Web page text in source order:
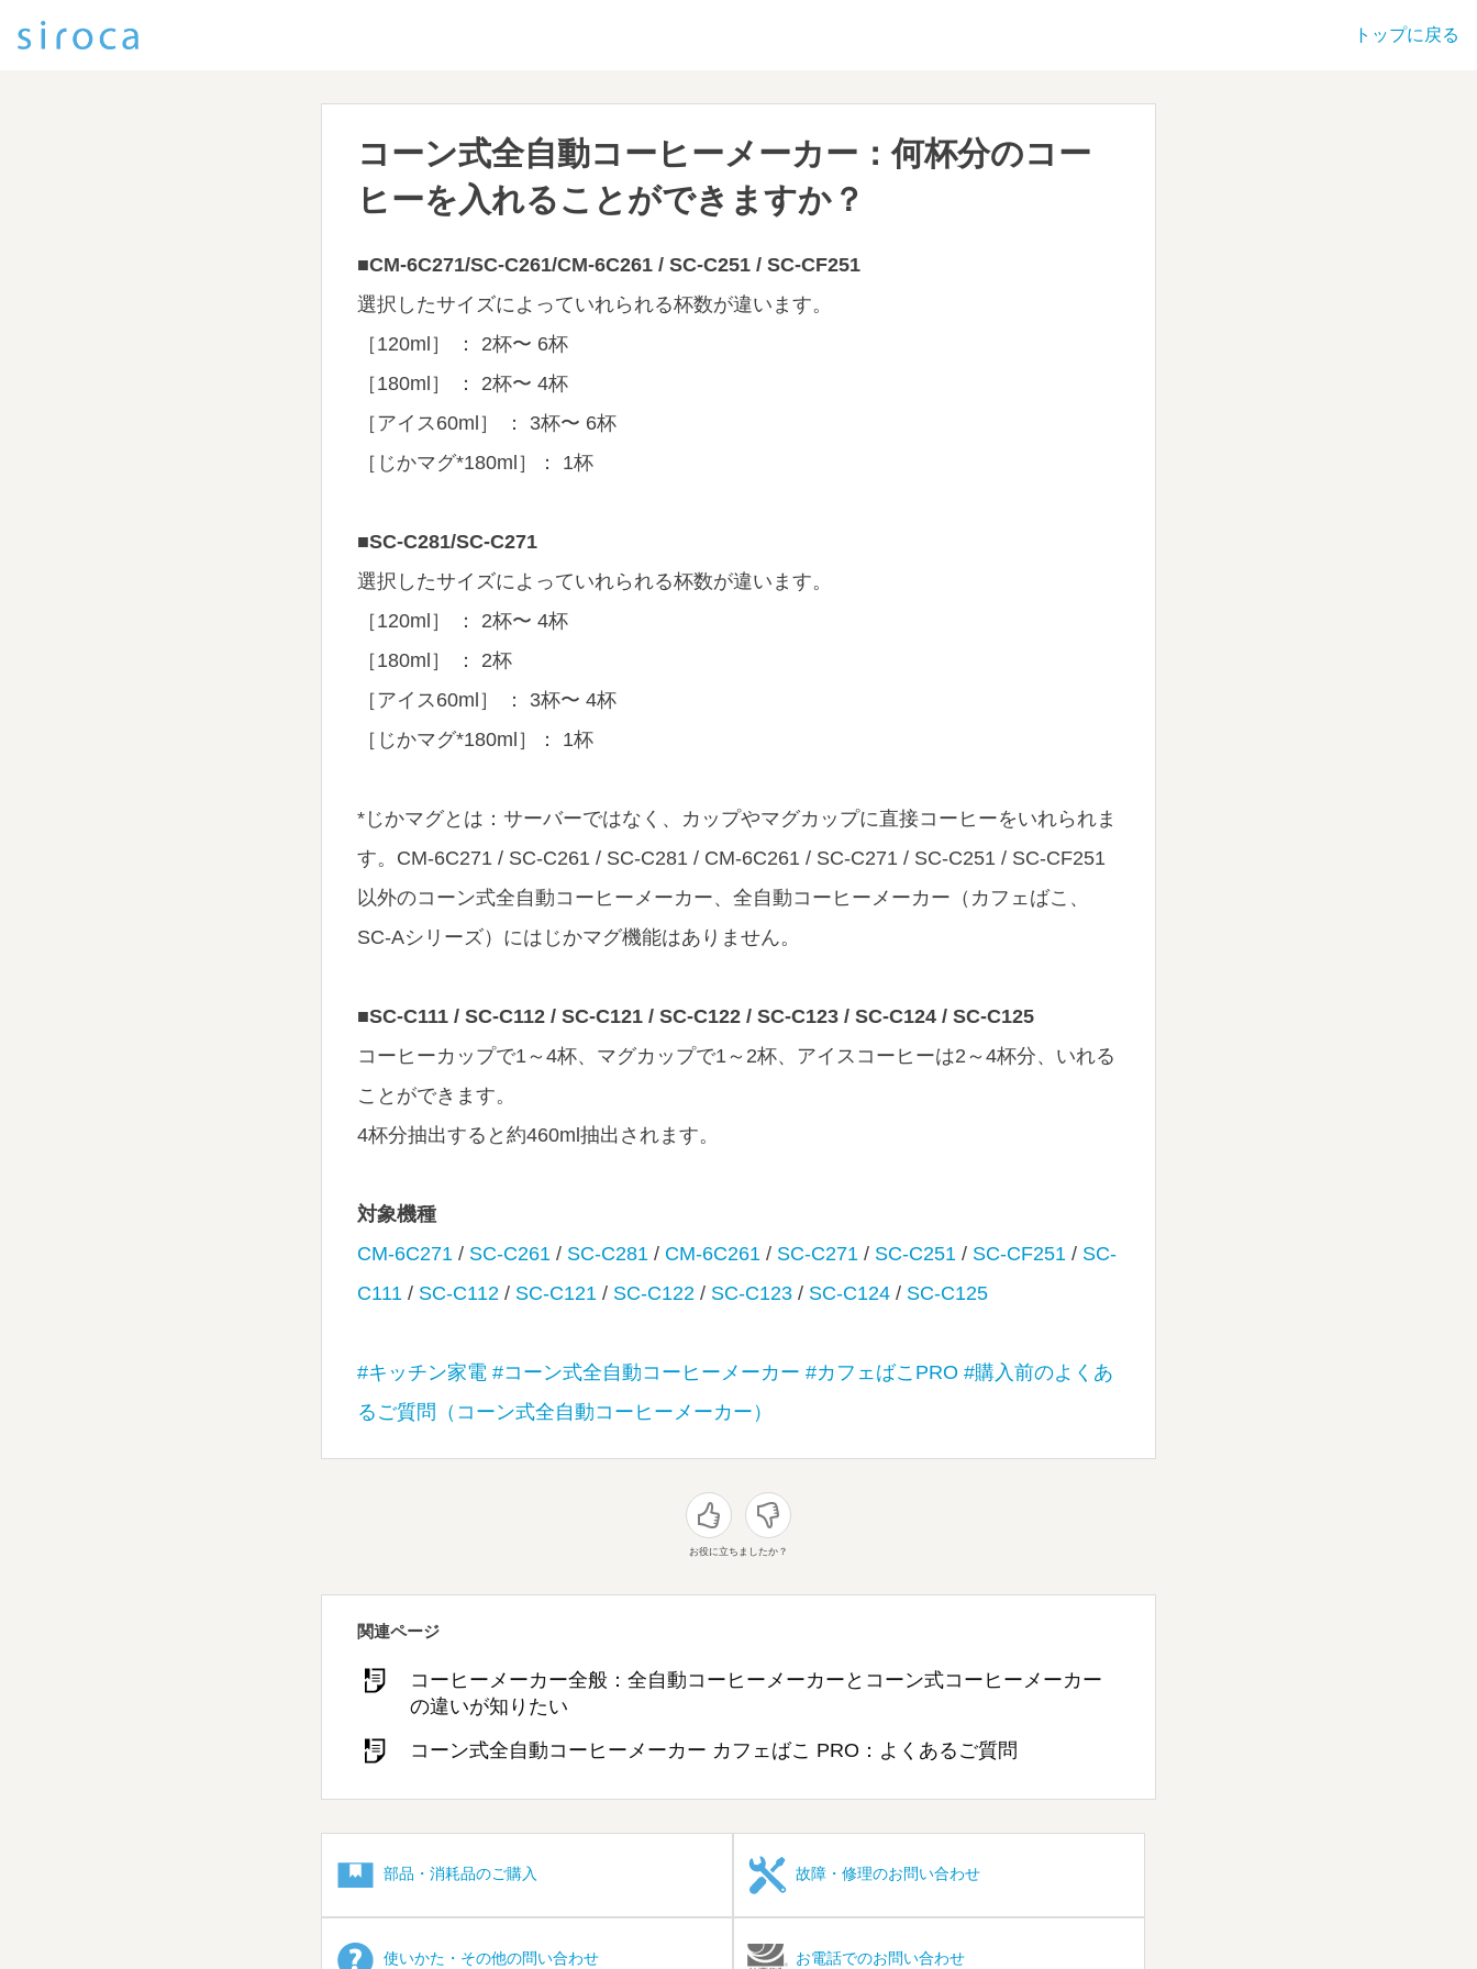
トップに戻る
コーン式全自動コーヒーメーカー：何杯分のコー
ヒーを入れることができますか？
■CM-6C271/SC-C261/CM-6C261 / SC-C251 / SC-CF251
選択したサイズによっていれられる杯数が違います。
［120ml］ ： 2杯〜 6杯
［180ml］ ： 2杯〜 4杯
［アイス60ml］ ： 3杯〜 6杯
［じかマグ*180ml］： 1杯
■SC-C281/SC-C271
選択したサイズによっていれられる杯数が違います。
［120ml］ ： 2杯〜 4杯
［180ml］ ： 2杯
［アイス60ml］ ： 3杯〜 4杯
［じかマグ*180ml］： 1杯
*じかマグとは：サーバーではなく、カップやマグカップに直接コーヒーをいれられま
す。CM-6C271 / SC-C261 / SC-C281 / CM-6C261 / SC-C271 / SC-C251 / SC-CF251
以外のコーン式全自動コーヒーメーカー、全自動コーヒーメーカー（カフェばこ、
SC-Aシリーズ）にはじかマグ機能はありません。
■SC-C111 / SC-C112 / SC-C121 / SC-C122 / SC-C123 / SC-C124 / SC-C125
コーヒーカップで1～4杯、マグカップで1～2杯、アイスコーヒーは2～4杯分、いれる
ことができます。
4杯分抽出すると約460ml抽出されます。
対象機種
CM-6C271 / SC-C261 / SC-C281 / CM-6C261 / SC-C271 / SC-C251 / SC-CF251 / SC-
C111 / SC-C112 / SC-C121 / SC-C122 / SC-C123 / SC-C124 / SC-C125
#キッチン家電 #コーン式全自動コーヒーメーカー #カフェばこPRO #購入前のよくあ
るご質問（コーン式全自動コーヒーメーカー）
お役に立ちましたか？
関連ページ
コーヒーメーカー全般：全自動コーヒーメーカーとコーン式コーヒーメーカー
の違いが知りたい
コーン式全自動コーヒーメーカー カフェばこ PRO：よくあるご質問
部品・消耗品のご購入 故障・修理のお問い合わせ
使いかた・その他の問い合わせ お電話でのお問い合わせ